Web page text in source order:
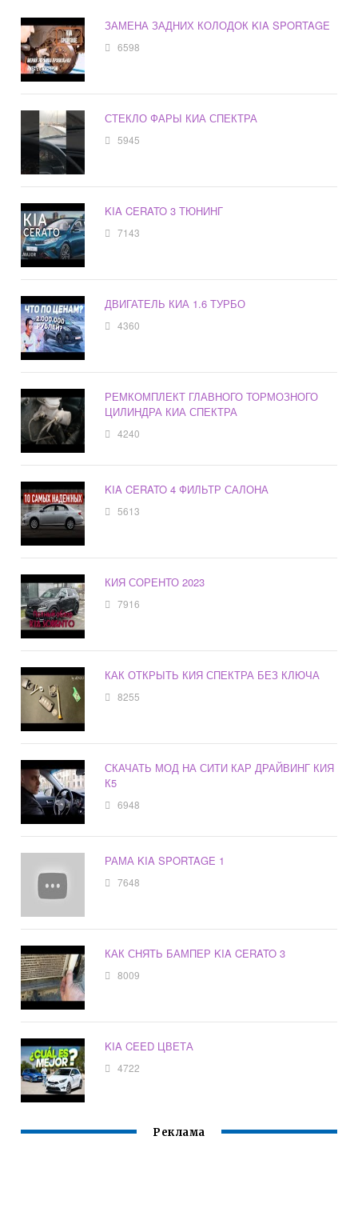
ЗАМЕНА ЗАДНИХ КОЛОДОК KIA SPORTAGE
6598
СТЕКЛО ФАРЫ КИА СПЕКТРА
5945
KIA CERATO 3 ТЮНИНГ
7143
ДВИГАТЕЛЬ КИА 1.6 ТУРБО
4360
РЕМКОМПЛЕКТ ГЛАВНОГО ТОРМОЗНОГО
ЦИЛИНДРА КИА СПЕКТРА
4240
KIA CERATO 4 ФИЛЬТР САЛОНА
5613
КИЯ СОРЕНТО 2023
7916
КАК ОТКРЫТЬ КИЯ СПЕКТРА БЕЗ КЛЮЧА
8255
СКАЧАТЬ МОД НА СИТИ КАР ДРАЙВИНГ КИЯ
К5
6948
РАМА KIA SPORTAGE 1
7648
КАК СНЯТЬ БАМПЕР KIA CERATO 3
8009
KIA CEED ЦВЕТА
4722
Реклама